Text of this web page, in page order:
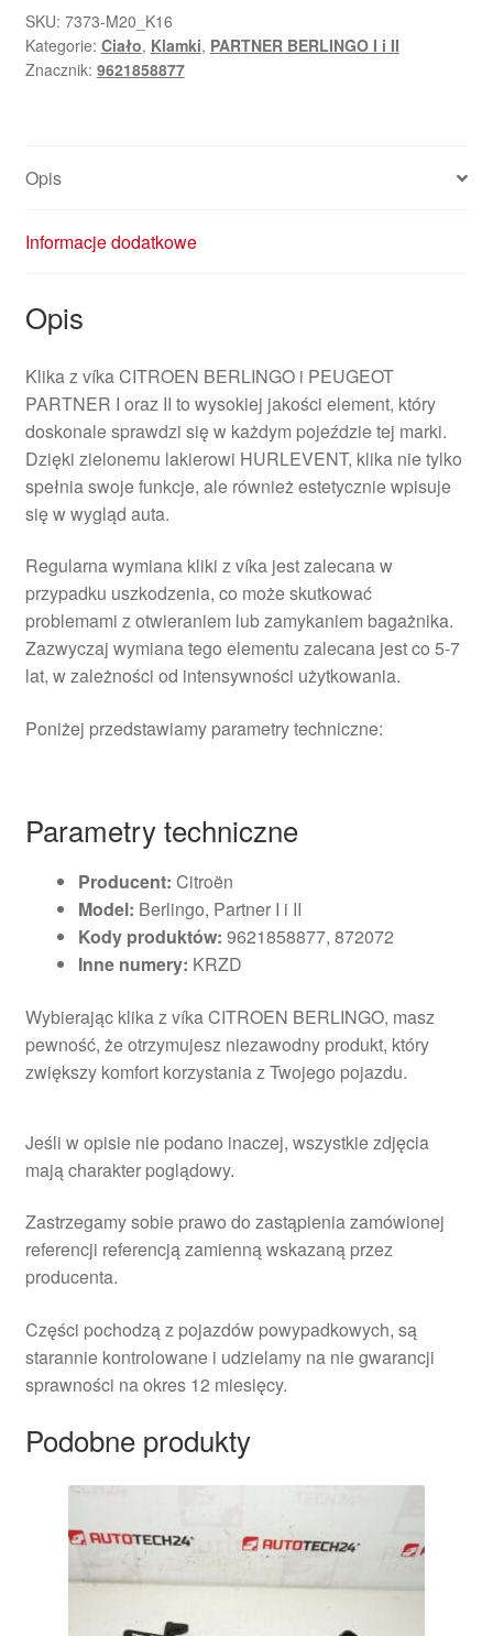
SKU: 7373-M20_K16
Kategorie: Ciało, Klamki, PARTNER BERLINGO I i II
Znacznik: 9621858877
Opis
Informacje dodatkowe
Opis
Klika z víka CITROEN BERLINGO i PEUGEOT
PARTNER I oraz II to wysokiej jakości element, który
doskonale sprawdzi się w każdym pojeździe tej marki.
Dzięki zielonemu lakierowi HURLEVENT, klika nie tylko
spełnia swoje funkcje, ale również estetycznie wpisuje
się w wygląd auta.
Regularna wymiana kliki z víka jest zalecana w
przypadku uszkodzenia, co może skutkować
problemami z otwieraniem lub zamykaniem bagażnika.
Zazwyczaj wymiana tego elementu zalecana jest co 5-7
lat, w zależności od intensywności użytkowania.
Poniżej przedstawiamy parametry techniczne:
Parametry techniczne
Producent: Citroën
Model: Berlingo, Partner I i II
Kody produktów: 9621858877, 872072
Inne numery: KRZD
Wybierając klika z víka CITROEN BERLINGO, masz
pewność, że otrzymujesz niezawodny produkt, który
zwiększy komfort korzystania z Twojego pojazdu.
Jeśli w opisie nie podano inaczej, wszystkie zdjęcia
mają charakter poglądowy.
Zastrzegamy sobie prawo do zastąpienia zamówionej
referencji referencją zamienną wskazaną przez
producenta.
Części pochodzą z pojazdów powypadkowych, są
starannie kontrolowane i udzielamy na nie gwarancji
sprawności na okres 12 miesięcy.
Podobne produkty